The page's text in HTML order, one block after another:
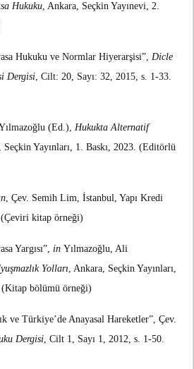
Hukuku, Ankara, Seçkin Yayınevi, 2.
Hukuku ve Normlar Hiyerarşisi”, Dicle
Dergisi, Cilt: 20, Sayı: 32, 2015, s. 1-33.
(Ed.), Hukukta Alternatif
Seçkin Yayınları, 1. Baskı, 2023. (Editörlü
, Çev. Semih Lim, İstanbul, Yapı Kredi
(Çeviri kitap örneği)
Yargısı”, in Yılmazoğlu, Ali
Yolları, Ankara, Seçkin Yayınları,
(Kitap bölümü örneği)
ve Türkiye’de Anayasal Hareketler”, Çev.
Dergisi, Cilt 1, Sayı 1, 2012, s. 1-50.